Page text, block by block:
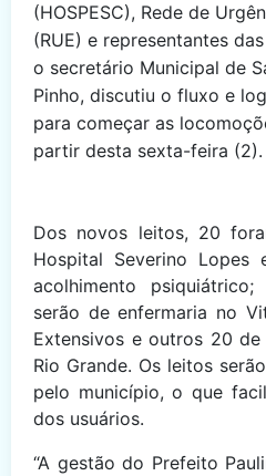
(HOSPESC), Rede de
(RUE) e representantes
o secretário Municipal de
Pinho, discutiu o fluxo e
para começar as
partir desta sexta-feira (2).
Dos novos leitos, 20
Hospital Severino Lopes
acolhimento
serão de enfermaria no
Extensivos e outros 20
Rio Grande. Os leitos
pelo município, o que
dos usuários.
“A gestão do Prefeito